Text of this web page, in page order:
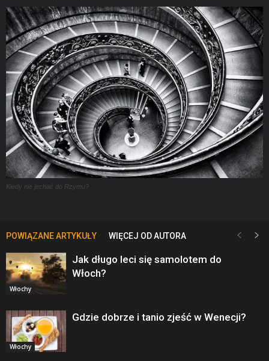
Kiedy nie jechać do Rzymu?
POWIĄZANE ARTYKUŁY WIĘCEJ OD AUTORA
Włochy
Jak długo leci się samolotem do
Włoch?
Włochy
Gdzie dobrze i tanio zjeść w Wenecji?